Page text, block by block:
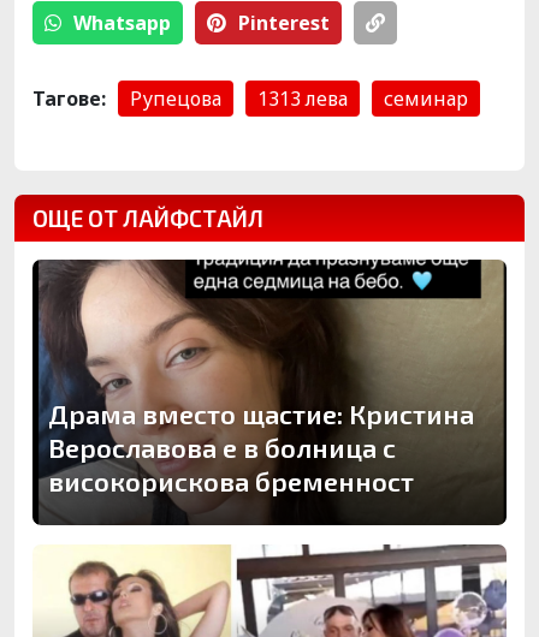
Whatsapp Pinterest
Тагове: Рупецова 1313 лева семинар
ОЩЕ ОТ ЛАЙФСТАЙЛ
Драма вместо щастие: Кристина
Верославова е в болница с
високорискова бременност